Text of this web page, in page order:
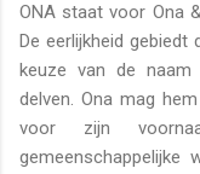
ONA staat voor Ona
De eerlijkheid
keuze van de
delven. Ona mag
voor zijn
gemeenschappelijke